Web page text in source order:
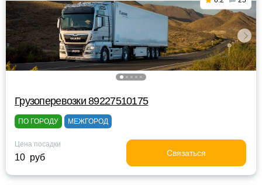
Грузоперевозки 89227510175
ПО ГОРОДУ МЕЖГОРОД
Цена посадки
10 руб Связаться